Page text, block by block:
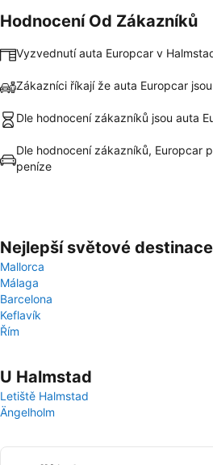
Hodnocení Od Zákazníků
Vyzvednutí auta Europcar v
Zákazníci říkají že auta Europcar
Dle hodnocení zákazníků jsou auta
Dle hodnocení zákazníků, Europcar
peníze
Nejlepší světové destinace
Mallorca
Málaga
Barcelona
Keflavík
Řím
U Halmstad
Letiště Halmstad
Ängelholm